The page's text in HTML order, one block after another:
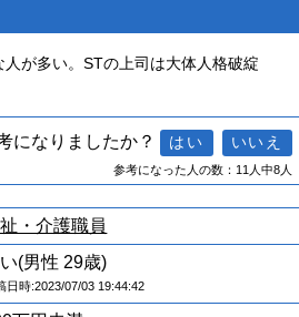
が多い。STの上司は大体人格破綻
になりましたか？
参考になった人の数：11人中8人
・介護職員
(男性 29歳)
日時:2023/07/03 19:44:42